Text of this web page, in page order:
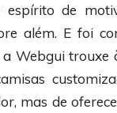
de
além. E foi
Webgui
mas de